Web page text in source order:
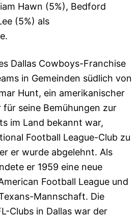
Hawn (5%), Bedford
(5%) als
Dallas Cowboys-Franchise
in Gemeinden südlich von
Hunt, ein amerikanischer
seine Bemühungen zur
im Land bekannt war,
Football League-Club zu
er wurde abgelehnt. Als
er 1959 eine neue
Football League und
Mannschaft. Die
Clubs in Dallas war der